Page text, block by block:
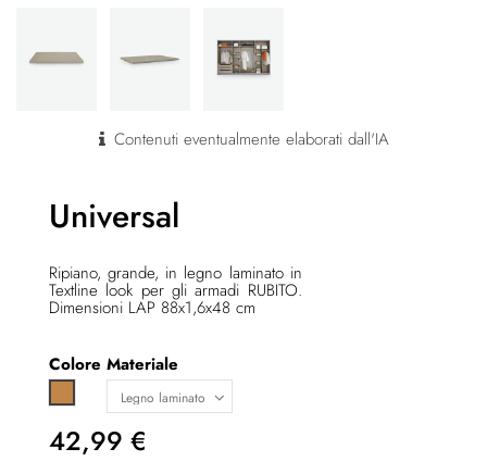
Contenuti eventualmente elaborati dall'IA
Universal
Ripiano, grande, in legno laminato in
Textline look per gli armadi RUBITO.
Dimensioni LAP 88x1,6x48 cm
Colore
Marrone chiaro
Materiale
42,99 €